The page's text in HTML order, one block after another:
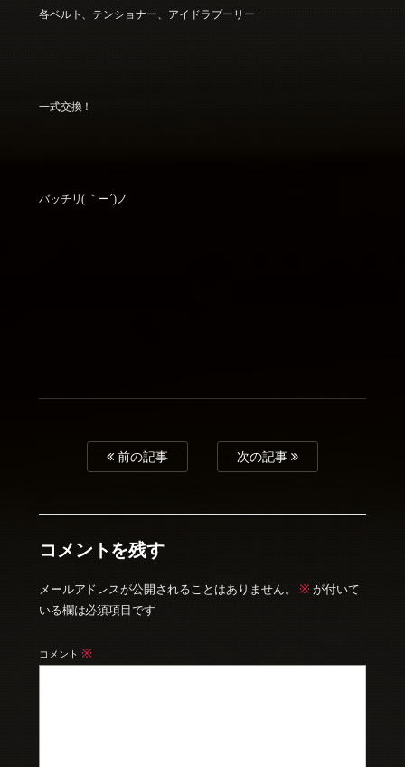
各ベルト、テンショナー、アイドラプーリー
一式交換！
バッチリ( ｀ー´)ノ
前の記事 次の記事
コメントを残す
メールアドレスが公開されることはありません。 ※ が付いて
いる欄は必須項目です
コメント ※